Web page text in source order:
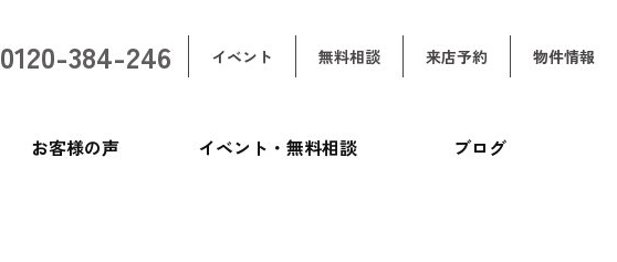
0120-384-246 イベント 無料相談 来店予約 物件情報
お客様の声 イベント・無料相談 ブログ